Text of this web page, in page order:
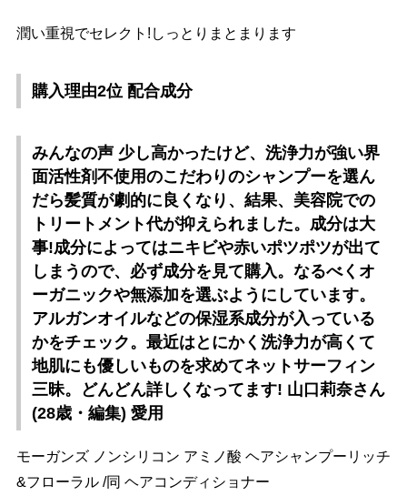
潤い重視でセレクト!しっとりまとまります
購入理由2位 配合成分
みんなの声 少し高かったけど、洗浄力が強い界
面活性剤不使用のこだわりのシャンプーを選ん
だら髪質が劇的に良くなり、結果、美容院での
トリートメント代が抑えられました。成分は大
事!成分によってはニキビや赤いポツポツが出て
しまうので、必ず成分を見て購入。なるべくオ
ーガニックや無添加を選ぶようにしています。
アルガンオイルなどの保湿系成分が入っている
かをチェック。最近はとにかく洗浄力が高くて
地肌にも優しいものを求めてネットサーフィン
三昧。どんどん詳しくなってます! 山口莉奈さん
(28歳・編集) 愛用
モーガンズ ノンシリコン アミノ酸 ヘアシャンプーリッチ
&フローラル /同 ヘアコンディショナー